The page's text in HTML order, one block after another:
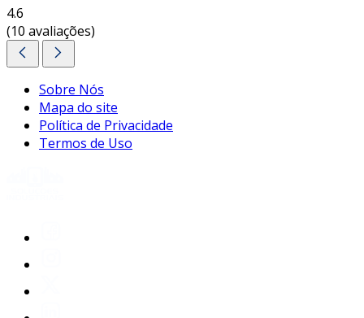
4.6
(10 avaliações)
Sobre Nós
Mapa do site
Política de Privacidade
Termos de Uso